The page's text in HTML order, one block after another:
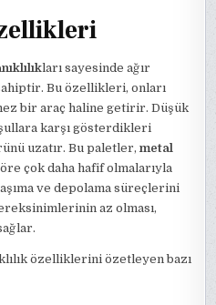
ları sayesinde ağır
Bu özellikleri, onları
bir araç haline getirir. Düşük
karşı gösterdikleri
uzatır. Bu paletler,metal
çok daha hafif olmalarıyla
ve depolama süreçlerini
az olması,
özelliklerini özetleyen bazı